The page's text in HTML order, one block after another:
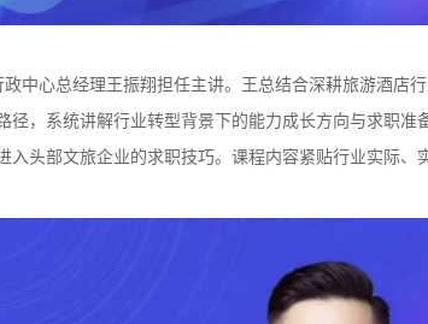
中心总经理王振翔担任主讲。王总结合深耕旅游酒店
径，系统讲解行业转型背景下的能力成长方向与求职
入头部文旅企业的求职技巧。课程内容紧贴行业实际